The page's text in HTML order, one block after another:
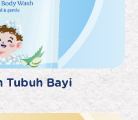
Tubuh Bayi